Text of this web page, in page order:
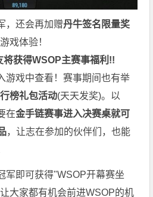
，还会再加赠丹牛签名限量奖
戏体验！
将获得WSOP主赛事福利!!
游戏中查看！赛事期间也有举
榜礼包活动(天天发奖)。以
在金手链赛事进入决赛桌就可
，让志在参加的伙伴们，也能
军即可获得"WSOP开幕赛坐
大家都有机会前进WSOP的机